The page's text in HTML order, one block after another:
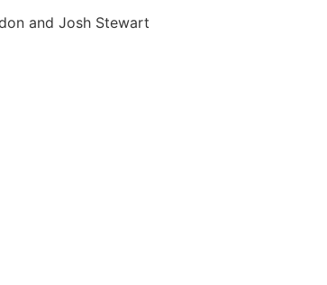
and Josh Stewart